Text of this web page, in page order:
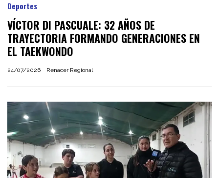
VÍCTOR DI PASCUALE: 32 AÑOS DE
TRAYECTORIA FORMANDO GENERACIONES EN
EL TAEKWONDO
Renacer Regional
Deportes
24/07/2026